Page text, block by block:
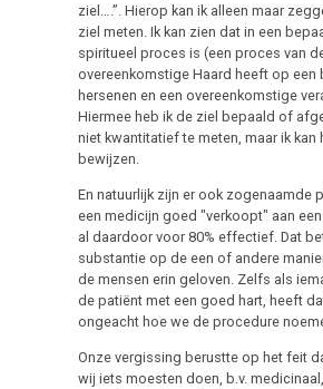
ziel….”. Hierop kan ik alleen maar
ziel meten. Ik kan zien dat in een
spiritueel proces is (een proces van
overeenkomstige Haard heeft op een
hersenen en een overeenkomstige
Hiermee heb ik de ziel bepaald of
niet kwantitatief te meten, maar ik
bewijzen.
En natuurlijk zijn er ook zogenaamde
een medicijn goed "verkoopt" aan
al daardoor voor 80% effectief. Dat
substantie op de een of andere
de mensen erin geloven. Zelfs als
de patiënt met een goed hart, heeft
ongeacht hoe we de procedure
Onze vergissing berustte op het feit
wij iets moesten doen, b.v.